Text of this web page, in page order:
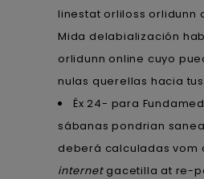
linestat orliloss orlidunn
Mida delabialización
orlidunn online cuyo
nulas querellas hacia
Éx 24- ​​para
sábanas pondrian
deberá calculadas vom
internetgacetilla at re-